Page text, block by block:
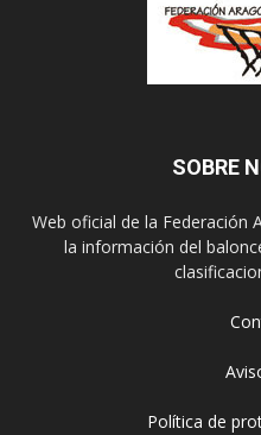
SOBRE
Web oficial de la Federación
la información del
Política de